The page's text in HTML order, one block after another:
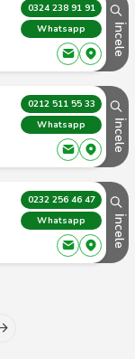
0324 238 91 91
Whatsapp
İncele
0212 511 55 33
Whatsapp
İncele
0232 256 46 47
Whatsapp
İncele